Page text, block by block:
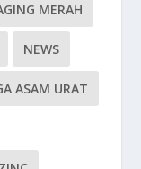
MERAH
NEWS
ASAM URAT